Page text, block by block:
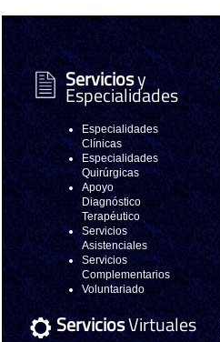
Serviciosy
Especialidades
Especialidades
Clínicas
Especialidades
Quirúrgicas
Apoyo
Diagnóstico
Terapéutico
Servicios
Asistenciales
Servicios
Complementarios
Voluntariado
ServiciosVirtuales